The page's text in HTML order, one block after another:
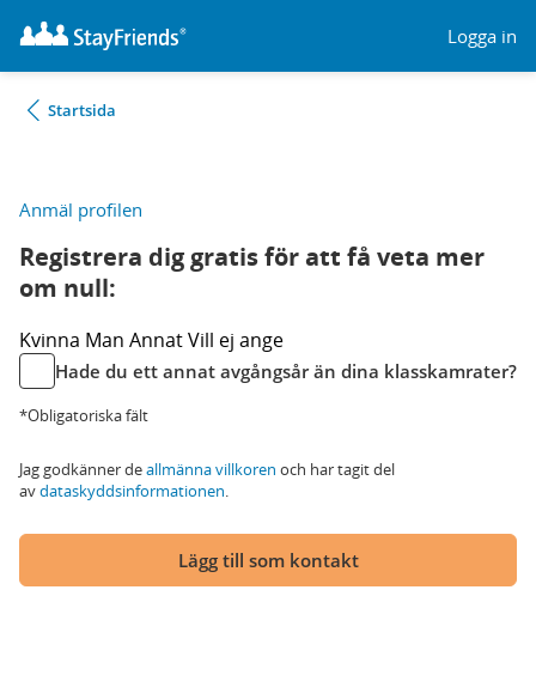
Logga in
Startsida
Anmäl profilen
Registrera dig gratis för att få veta mer
om null:
Kvinna Man AnnatVill ej ange
Hade du ett annat avgångsår än dina klasskamrater?
*Obligatoriska fält
Jag godkänner deallmänna villkoren och har tagit del
avdataskyddsinformationen.
Lägg till som kontakt